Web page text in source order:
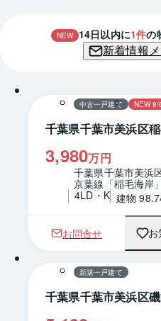
NEW 14日以内に1件の
新着情報
中古一戸建て NEW 8/
千葉県千葉市美浜区
3,980万円
千葉県千葉市美浜
京葉線「稲毛海岸
4LD・K 建物
お問合せ お
新築一戸建て
千葉県千葉市美浜区